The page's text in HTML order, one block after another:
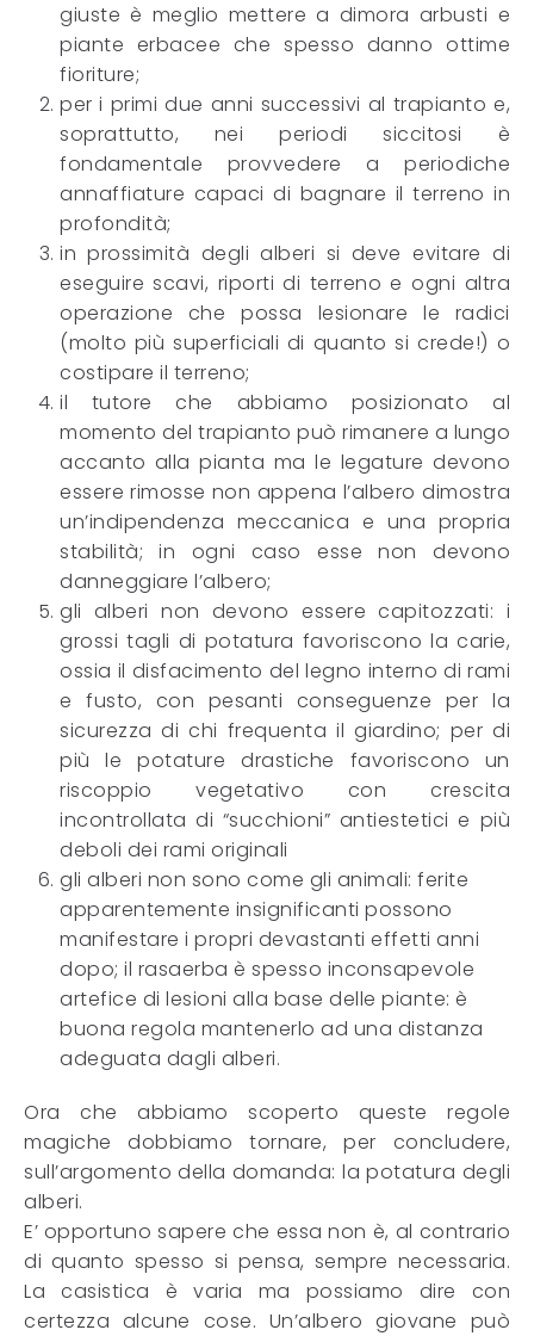
giuste è meglio mettere a dimora arbusti e
piante erbacee che spesso danno ottime
fioriture;
per i primi due anni successivi al trapianto e,
soprattutto, nei periodi siccitosi è
fondamentale provvedere a periodiche
annaffiature capaci di bagnare il terreno in
profondità;
in prossimità degli alberi si deve evitare di
eseguire scavi, riporti di terreno e ogni altra
operazione che possa lesionare le radici
(molto più superficiali di quanto si crede!) o
costipare il terreno;
il tutore che abbiamo posizionato al
momento del trapianto può rimanere a lungo
accanto alla pianta ma le legature devono
essere rimosse non appena l’albero dimostra
un’indipendenza meccanica e una propria
stabilità; in ogni caso esse non devono
danneggiare l’albero;
gli alberi non devono essere capitozzati: i
grossi tagli di potatura favoriscono la carie,
ossia il disfacimento del legno interno di rami
e fusto, con pesanti conseguenze per la
sicurezza di chi frequenta il giardino; per di
più le potature drastiche favoriscono un
riscoppio vegetativo con crescita
incontrollata di “succhioni” antiestetici e più
deboli dei rami originali
gli alberi non sono come gli animali: ferite
apparentemente insignificanti possono
manifestare i propri devastanti effetti anni
dopo; il rasaerba è spesso inconsapevole
artefice di lesioni alla base delle piante: è
buona regola mantenerlo ad una distanza
adeguata dagli alberi.
Ora che abbiamo scoperto queste regole
magiche dobbiamo tornare, per concludere,
sull’argomento della domanda: la potatura degli
alberi.
E’ opportuno sapere che essa non è, al contrario
di quanto spesso si pensa, sempre necessaria.
La casistica è varia ma possiamo dire con
certezza alcune cose. Un’albero giovane può